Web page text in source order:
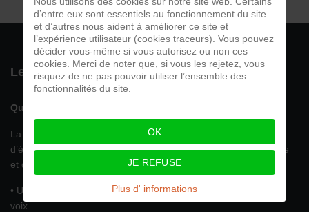
Le vignoble de La Vinadie en quelques mots...
Qui sommes-nous ?
La SCIC, société d’intérêt collectif s’inscrit dans une démarche
d’économie sociale et solidaire avec une gouvernance partagée
et des décisions collectives.
• Une assemblée générale des sociétaires : Un Homme / une
voix.
d’entre eux sont essentiels au fonctionnement du site
et d’autres nous aident à améliorer ce site et
l’expérience utilisateur (cookies traceurs). Vous pouvez
décider vous-même si vous autorisez ou non ces
cookies. Merci de noter que, si vous les rejetez, vous
risquez de ne pas pouvoir utiliser l’ensemble des
fonctionnalités du site.
OK
JE REFUSE
Plus d' informations